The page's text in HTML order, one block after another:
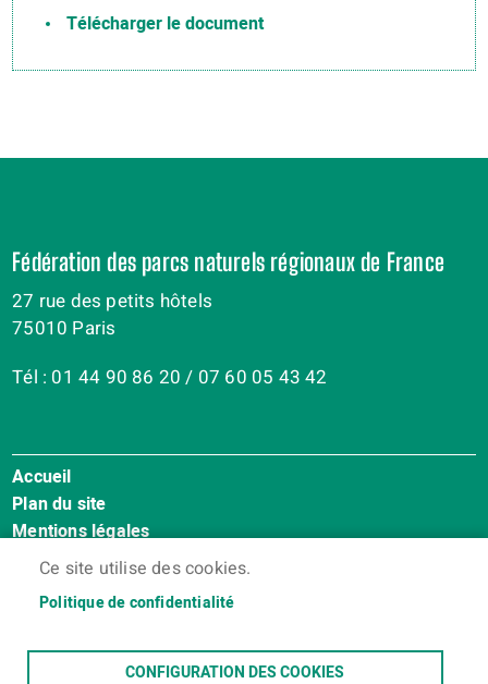
Télécharger le document
Ce site utilise des cookies.
Politique de confidentialité
CONFIGURATION DES COOKIES
Fédération des parcs naturels régionaux de France
27 rue des petits hôtels
75010 Paris
Tél : 01 44 90 86 20 / 07 60 05 43 42
Menu
Pied
de
page
Accueil
Plan du site
Mentions légales
Accessibilité : Non conforme
Contact